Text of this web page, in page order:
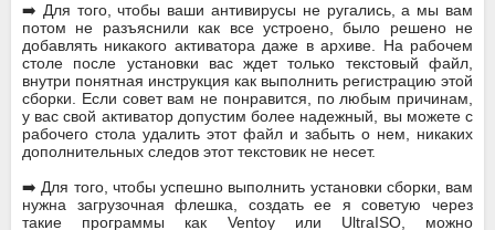
➡️ Для того, чтобы ваши антивирусы не ругались, а мы вам
потом не разъяснили как все устроено, было решено не
добавлять никакого активатора даже в архиве. На рабочем
столе после установки вас ждет только текстовый файл,
внутри понятная инструкция как выполнить регистрацию этой
сборки. Если совет вам не понравится, по любым причинам,
у вас свой активатор допустим более надежный, вы можете с
рабочего стола удалить этот файл и забыть о нем, никаких
дополнительных следов этот текстовик не несет.
➡️ Для того, чтобы успешно выполнить установки сборки, вам
нужна загрузочная флешка, создать ее я советую через
такие программы как Ventoy или UltraISO, можно